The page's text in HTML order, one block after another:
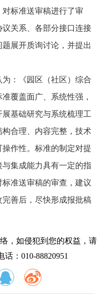
标准送审稿进行了审
关系、各部分接口连接
展开质询讨论，并提出
：《园区（社区）综合
覆盖面广、系统性强，
基础研究与系统梳理工
合理、内容完整，技术
作性。标准的制定对提
集成能力具有一定的指
准送审稿的审查，建议
善后，尽快形成报批稿
，如侵犯到您的权益，请
：010-88820951